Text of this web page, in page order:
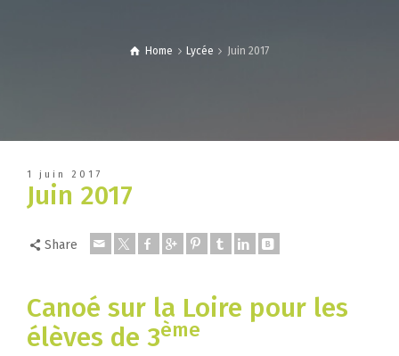
Home Lycée Juin 2017
1 juin 2017
Juin 2017
Share
Canoé sur la Loire pour les
élèves de 3ème